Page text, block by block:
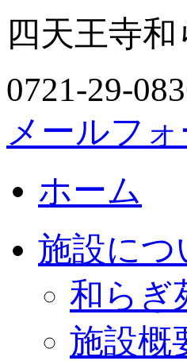
四天王寺
0721-29-
メールフォ
ホーム
施設につ
和らぎ
施設概